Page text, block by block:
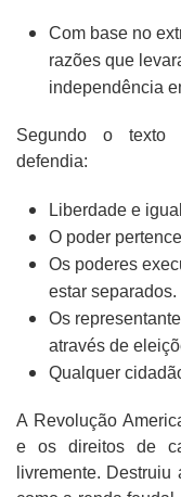
Com base no
razões que
independência
Segundo o texto
defendia:
Liberdade e
O poder
Os poderes
estar separados.
Os
através de
Qualquer
A Revolução
e os direitos de
livremente.